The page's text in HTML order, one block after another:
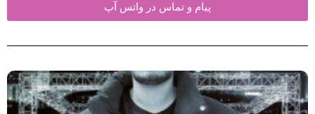
پیام و تماس در واتس آپ